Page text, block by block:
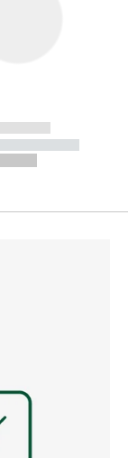
-----------